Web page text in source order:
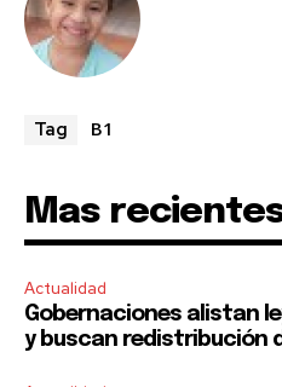
Join our
SUBSCRIBERS
conversation.
To subscribe, simply enter
safe with us.
Tag B1
Mas
Actualidad
Gobernaciones alistan
y buscan redistribución